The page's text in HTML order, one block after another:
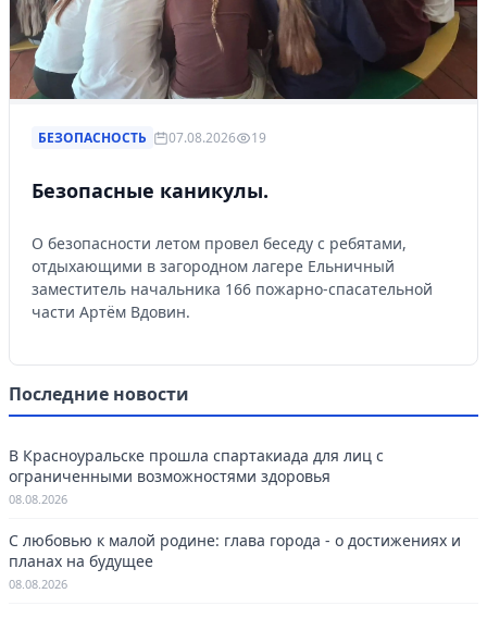
БЕЗОПАСНОСТЬ 07.08.2026 19
Безопасные каникулы.
О безопасности летом провел беседу с ребятами,
отдыхающими в загородном лагере Ельничный
заместитель начальника 166 пожарно-спасательной
части Артём Вдовин.
Последние новости
В Красноуральске прошла спартакиада для лиц с
ограниченными возможностями здоровья
08.08.2026
С любовью к малой родине: глава города - о достижениях и
планах на будущее
08.08.2026